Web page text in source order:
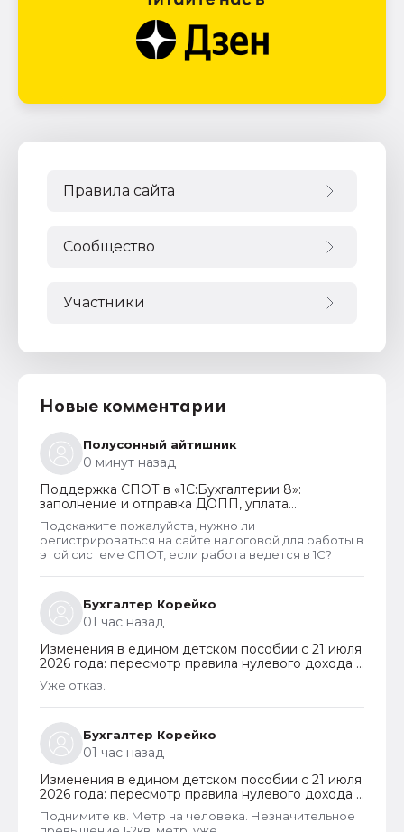
Правила сайта
Сообщество
Участники
Новые комментарии
Полусонный айтишник
0 минут назад
Поддержка СПОТ в «1С:Бухгалтерии 8»:
заполнение и отправка ДОПП, уплата
обеспечительного платежа и получение QR-
кода
Подскажите пожалуйста, нужно ли
регистрироваться на сайте налоговой для работы в
этой системе СПОТ, если работа ведется в 1С?
Бухгалтер Корейко
01 час назад
Изменения в едином детском пособии с 21 июля
2026 года: пересмотр правила нулевого дохода и
новый порядок оформления пособий по месту
пребывания
Уже отказ.
Бухгалтер Корейко
01 час назад
Изменения в едином детском пособии с 21 июля
2026 года: пересмотр правила нулевого дохода и
новый порядок оформления пособий по месту
пребывания
Поднимите кв. Метр на человека. Незначительное